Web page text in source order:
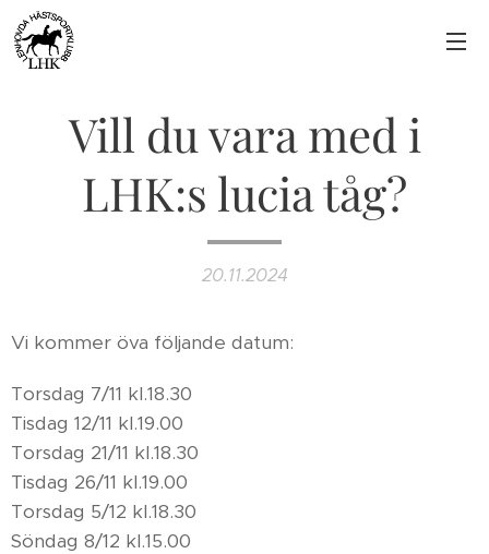
Vill du vara med i
LHK:s lucia tåg?
20.11.2024
Vi kommer öva följande datum:
Torsdag 7/11 kl.18.30
Tisdag 12/11 kl.19.00
Torsdag 21/11 kl.18.30
Tisdag 26/11 kl.19.00
Torsdag 5/12 kl.18.30
Söndag 8/12 kl.15.00